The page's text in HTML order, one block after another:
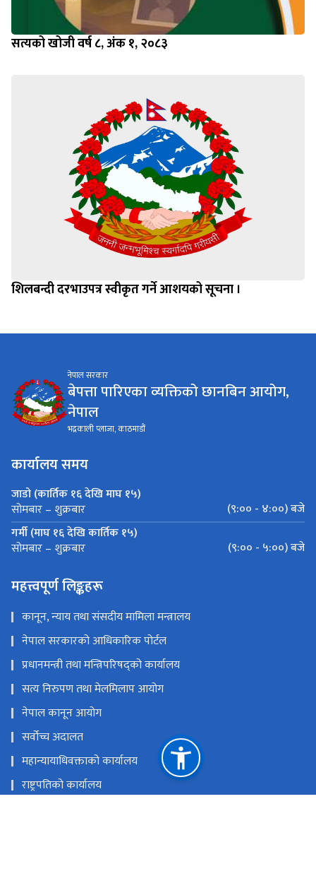
सत्यको खोजी वर्ष ८, अंक १, २०८३
शिलबन्दी दरभाउपत्र स्वीकृत गर्ने आशयको सूचना ।
नेपाल सरकार
बेपत्ता पारिएका व्यक्तिको छानबिन आयोग,
नेपाल
भद्रकाली प्लाजा, काठमाडौं
कार्यालय समय
जाडो (कार्तिक १६ देखि माघ १५)
सोमबार – शुक्रबार
(९:०० - ४:००) बजे
गर्मी (माघ १६ देखि कार्तिक १५)
सोमबार – शुक्रबार (९:०० - ५:००) बजे
महत्त्वपूर्ण लिङ्कहरू
कानून, न्याय तथा संसदीय मामिला मन्त्रालय
नेपाल सरकारको आधिकारिक पोर्टल
प्रधानमन्त्री तथा मन्त्रिपरिषद्को कार्यालय
सत्य निरुपण तथा मेलमिलाप आयोग
नेपाल कानून आयोग
सर्वोच्च अदालत
महान्यायाधिवक्ताको कार्यालय
राष्ट्रपतिको कार्यालय